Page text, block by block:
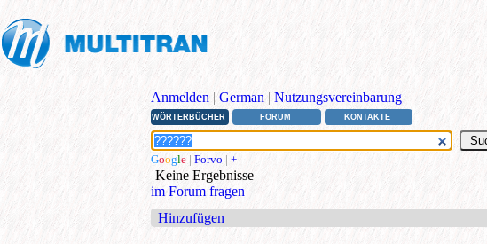
Anmelden | German | Nutzungsvereinbarung
WÖRTERBÜCHER FORUM KONTAKTE
Google | Forvo | +
Keine Ergebnisse
im Forum fragen
Hinzufügen